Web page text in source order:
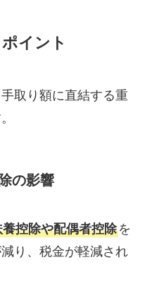
イント
取り額に直結する重
の影響
養控除や配偶者控除を
り、税金が軽減され